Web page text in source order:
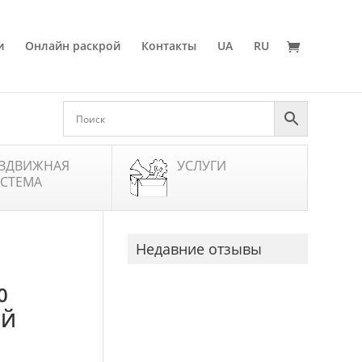
Онлайн раскрой Контакты UA RU
УСЛУГИ
Недавние отзывы